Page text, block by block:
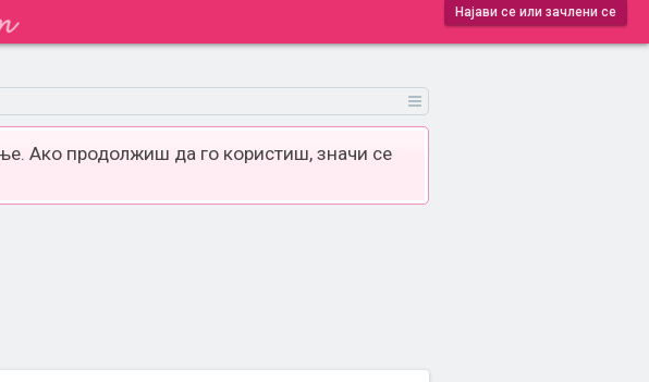
Најави се или зачлени се
Ако продолжиш да го користиш, значи се